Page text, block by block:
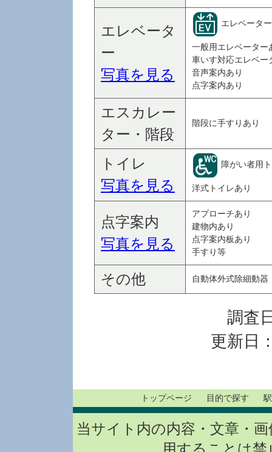
エレベータ
ー
写真を見る
エレベータ
一般用エレベーター
車いす対応エレベー
音声案内あり
点字案内あり
エスカレー
ター・階段
階段に手すりあり
トイレ
写真を見る
障がい者用
洋式トイレあり
点字案内
写真を見る
アプローチあり
建物内あり
点字案内板あり
手すり等
その他 自動体外式除細動器
調査
更新日
トップページ 目的で探す
当サイト内の内容・文章・